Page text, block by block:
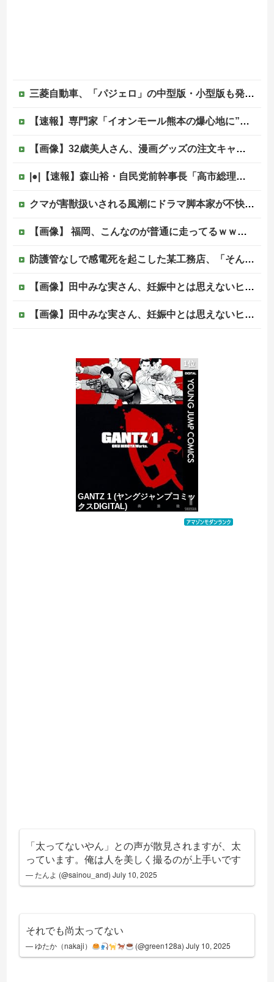
三菱自動車、「パジェロ」の中型版・小型版も発売へ
【速報】専門家「イオンモール熊本の爆心地に”こんなもの”があったんだけど…」
【画像】32歳美人さん、漫画グッズの注文キャンセルを43億円分繰り返しまくり逮捕
|●|【速報】森山裕・自民党前幹事長「高市総理の個人的なSNS投稿が習近平主席を怒らせた」
クマが害獣扱いされる風潮にドラマ脚本家が不快感、「何度もクマに会ったことがあるけど全然怖くなかった」と主張しており……他
【画像】 福岡、こんなのが普通に走ってるｗｗｗｗｗｗｗｗｗｗｗｗｗｗｗｗｗｗｗｗｗｗｗｗｗｗｗｗｗｗｗｗｗｗｗｗｗｗｗｗ
防護管なしで感電死を起こした某工務店、「そんな危険な現場お断りしますわ!と断って正解やったわ」と業者が業界事情を告白
【画像】田中みな実さん、妊娠中とは思えないヒール姿で登場してしまう
【画像】田中みな実さん、妊娠中とは思えないヒール姿で登場してしまう
上昇中のロケットに雷が落ちて画面が真っ白に「ロケット、大丈夫なの……？」【海外の反応】
【速報】中国、アメリカに対する制裁を一斉発表
【移民政策反対】イオンの売り場で唐揚げを食う中国人の子供
1位
GANTZ 1 (ヤングジャンプコミッ
クスDIGITAL)
価格：¥100
「太ってないやん」との声が散見されますが、太
っています。俺は人を美しく撮るのが上手いです
— たんよ (@sainou_and)July 10, 2025
それでも尚太ってない
— ゆたか（nakaji） (@green128a)July 10, 2025